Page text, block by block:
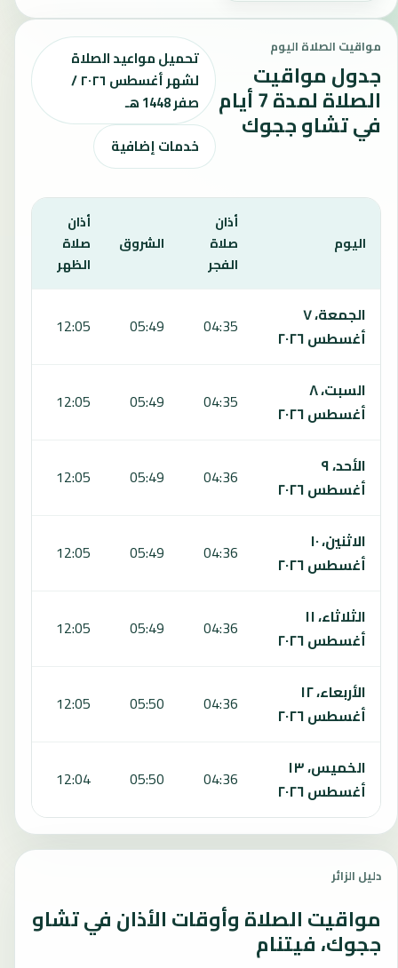
مواقيت الصلاة اليوم
جدول مواقيت
الصلاة لمدة 7 أيام
في تشاو ججوك
تحميل مواعيد الصلاة
لشهر أغسطس ٢٠٢٦ /
صفر 1448 هـ
خدمات إضافية
اليوم
أذان
صلاة
الفجر
الشروق
أذان
صلاة
الظهر
الجمعة، ٧
أغسطس ٢٠٢٦
04:35
05:49
12:05
السبت، ٨
أغسطس ٢٠٢٦
04:35
05:49
12:05
الأحد، ٩
أغسطس ٢٠٢٦
04:36
05:49
12:05
الاثنين، ١٠
أغسطس ٢٠٢٦
04:36
05:49
12:05
الثلاثاء، ١١
أغسطس ٢٠٢٦
04:36
05:49
12:05
الأربعاء، ١٢
أغسطس ٢٠٢٦
04:36
05:50
12:05
الخميس، ١٣
أغسطس ٢٠٢٦
04:36
05:50
12:04
دليل الزائر
مواقيت الصلاة وأوقات الأذان في تشاو
ججوك، فيتنام